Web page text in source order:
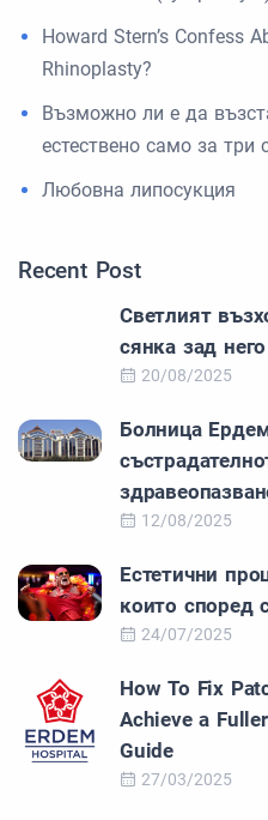
Howard Stern’s Confess
Rhinoplasty?
Възможно ли е да
естествено само за три
Любовна липосукция
Recent Post
Светлият
сянка зад него
20/08/2025
Болница
12/08/2025
Естетични
които според
24/07/2025
How To Fix
Achieve a
Guide
27/03/2025